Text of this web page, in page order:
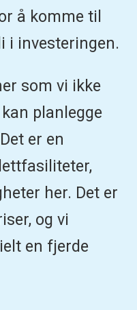
å komme til
i investeringen.
som vi ikke
planlegge
er en
her. Det er
og vi
en fjerde